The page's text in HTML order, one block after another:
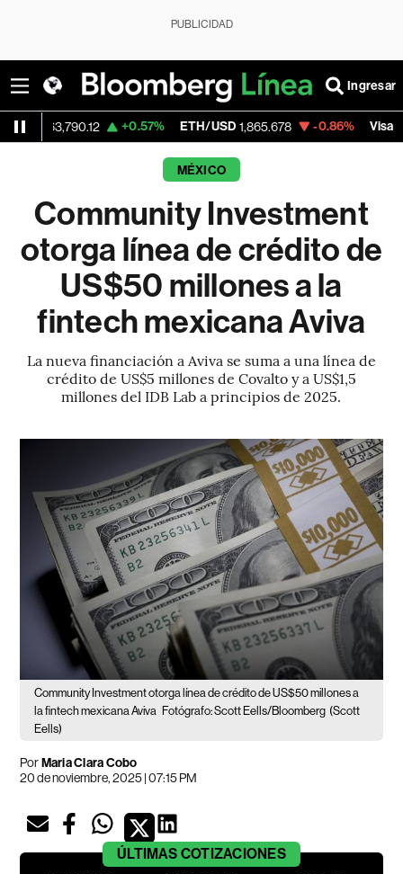
PUBLICIDAD
Ingresar
+0.57% ETH/USD 1,865.678 -0.86% Visa 365.71
MÉXICO
Community Investment
otorga línea de crédito de
US$50 millones a la
fintech mexicana Aviva
La nueva financiación a Aviva se suma a una línea de
crédito de US$5 millones de Covalto y a US$1,5
millones del IDB Lab a principios de 2025.
Community Investment otorga línea de crédito de US$50 millones a
la fintech mexicana Aviva Fotógrafo: Scott Eells/Bloomberg (Scott
Eells)
PorMaria Clara Cobo
20 de noviembre, 2025 | 07:15 PM
ÚLTIMAS COTIZACIONES